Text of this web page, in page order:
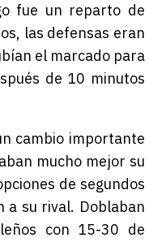
fue un reparto de
las defensas eran
el marcado para
de 10 minutos
cambio importante
mucho mejor su
de segundos
a su rival. Doblaban
con 15-30 de